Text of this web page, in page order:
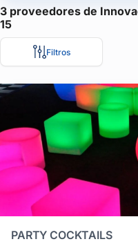
3 proveedores de
15
Filtros
PARTY COCKTAILS